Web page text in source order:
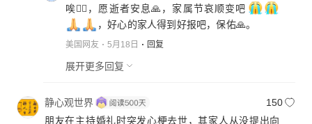
唉😮‍💨，愿逝者安息🙏，家属节哀顺变吧
，好心的家人得到好报吧，保佑🙏。
美国网友 5月18日 回复
展开更多回复
静心观世界
150
朋友在主持婚礼时突发心梗去世，其家人从没提出向